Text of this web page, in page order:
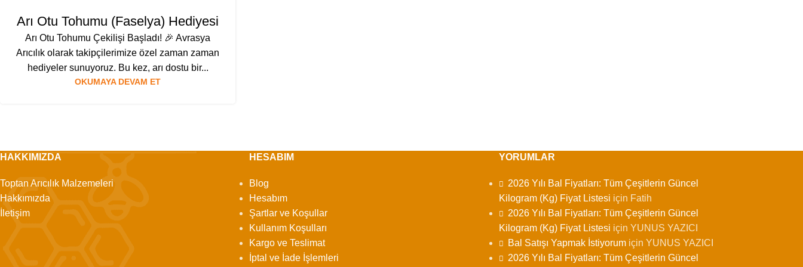
Arı Otu Tohumu (Faselya) Hediyesi
Arı Otu Tohumu Çekilişi Başladı! 🎉 Avrasya
Arıcılık olarak takipçilerimize özel zaman zaman
hediyeler sunuyoruz. Bu kez, arı dostu bir...
OKUMAYA DEVAM ET
HAKKIMIZDA
Toptan Arıcılık Malzemeleri
Hakkımızda
İletişim
HESABIM
Blog
Hesabım
Şartlar ve Koşullar
Kullanım Koşulları
Kargo ve Teslimat
İptal ve İade İşlemleri
YORUMLAR
2026 Yılı Bal Fiyatları: Tüm Çeşitlerin Güncel
Kilogram (Kg) Fiyat Listesi için Fatih
2026 Yılı Bal Fiyatları: Tüm Çeşitlerin Güncel
Kilogram (Kg) Fiyat Listesi için YUNUS YAZICI
Bal Satışı Yapmak İstiyorumiçin YUNUS YAZICI
2026 Yılı Bal Fiyatları: Tüm Çeşitlerin Güncel